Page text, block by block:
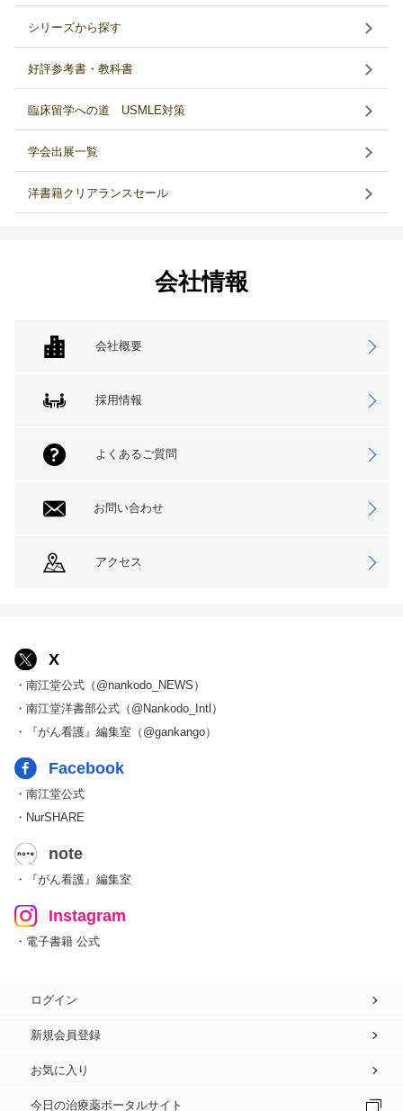
シリーズから探す
好評参考書・教科書
臨床留学への道 USMLE対策
学会出展一覧
洋書籍クリアランスセール
会社情報
会社概要
採用情報
よくあるご質問
お問い合わせ
アクセス
X
・南江堂公式（@nankodo_NEWS）
・南江堂洋書部公式（@Nankodo_Intl）
・『がん看護』編集室（@gankango）
Facebook
・南江堂公式
・NurSHARE
note
・『がん看護』編集室
Instagram
・電子書籍 公式
ログイン
新規会員登録
お気に入り
今日の治療薬ポータルサイト